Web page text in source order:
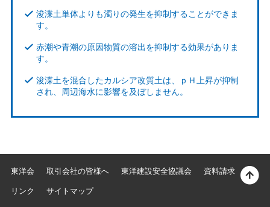
浚渫土単体よりも濁りの発生を抑制することができま
す。
赤潮や青潮の原因物質の溶出を抑制する効果がありま
す。
浚渫土を混合したカルシア改質土は、ｐＨ上昇が抑制
され、周辺海水に影響を及ぼしません。
東洋会 取引会社の皆様へ 東洋建設安全協議会 資料請求
リンク サイトマップ